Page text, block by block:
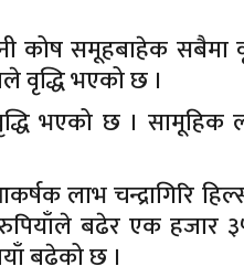
कोष समूहबाहेक सबैमा
वृद्धि भएको छ ।
भएको छ । सामूहिक
लाभ चन्द्रागिरि
रुपियाँले बढेर एक हजार
बढेको छ ।